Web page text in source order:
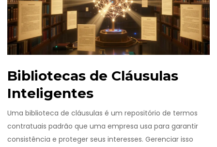
Bibliotecas de Cláusulas
Inteligentes
Uma biblioteca de cláusulas é um repositório de termos
contratuais padrão que uma empresa usa para garantir
consistência e proteger seus interesses. Gerenciar isso